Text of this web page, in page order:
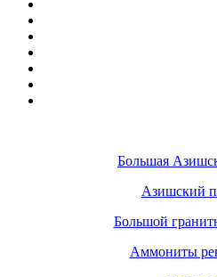
Большая
Азишский
Большой
Аммониты